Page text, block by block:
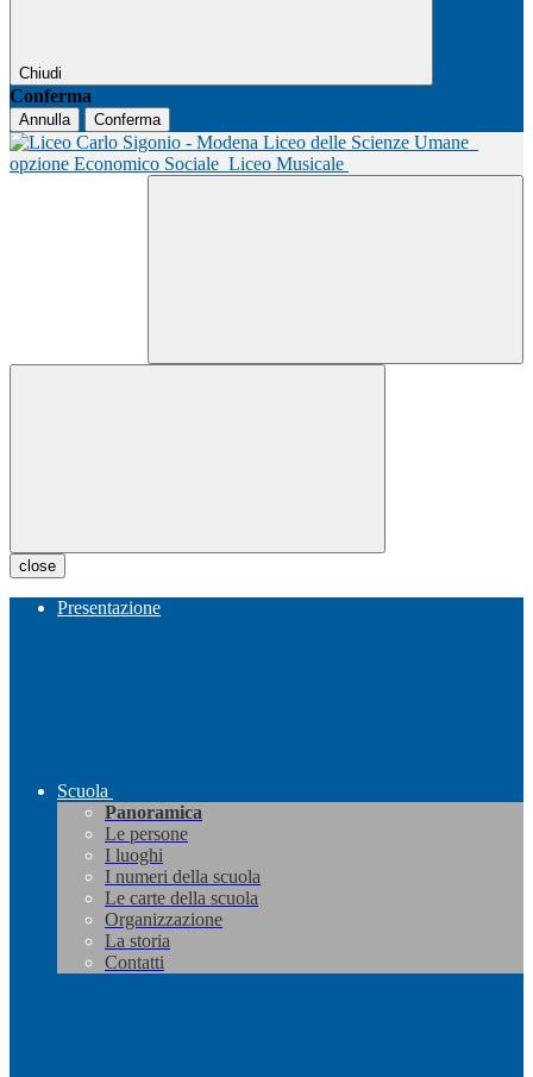
Chiudi
Conferma
Annulla Conferma
Liceo delle Scienze Umane
opzione Economico Sociale Liceo Musicale
close
Presentazione
Scuola
Panoramica
Le persone
I luoghi
I numeri della scuola
Le carte della scuola
Organizzazione
La storia
Contatti